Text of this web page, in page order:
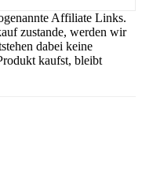
Affiliate Links.
zustande, werden wir
dabei keine
kaufst, bleibt